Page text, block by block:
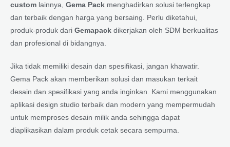
custom lainnya, Gema Pack menghadirkan solusi terlengkap
dan terbaik dengan harga yang bersaing. Perlu diketahui,
produk-produk dari Gemapack dikerjakan oleh SDM berkualitas
dan profesional di bidangnya.
Jika tidak memiliki desain dan spesifikasi, jangan khawatir.
Gema Pack akan memberikan solusi dan masukan terkait
desain dan spesifikasi yang anda inginkan. Kami menggunakan
aplikasi design studio terbaik dan modern yang mempermudah
untuk memproses desain milik anda sehingga dapat
diaplikasikan dalam produk cetak secara sempurna.